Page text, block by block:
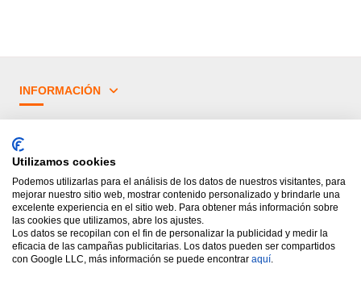
INFORMACIÓN
PRINCIPALES CATEGORÍAS
Utilizamos cookies
Podemos utilizarlas para el análisis de los datos de nuestros visitantes, para
mejorar nuestro sitio web, mostrar contenido personalizado y brindarle una
excelente experiencia en el sitio web. Para obtener más información sobre
las cookies que utilizamos, abre los ajustes.
Los datos se recopilan con el fin de personalizar la publicidad y medir la
eficacia de las campañas publicitarias. Los datos pueden ser compartidos
con Google LLC, más información se puede encontrar aquí.